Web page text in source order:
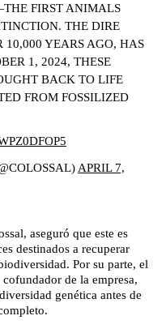
FIRST ANIMALS
THE DIRE
10,000 YEARS AGO, HAS
1, 2024, THESE
BACK TO LIFE
FROM FOSSILIZED
APRIL 7,
aseguró que este es
destinados a recuperar
Por su parte, el
de la empresa,
genética antes de